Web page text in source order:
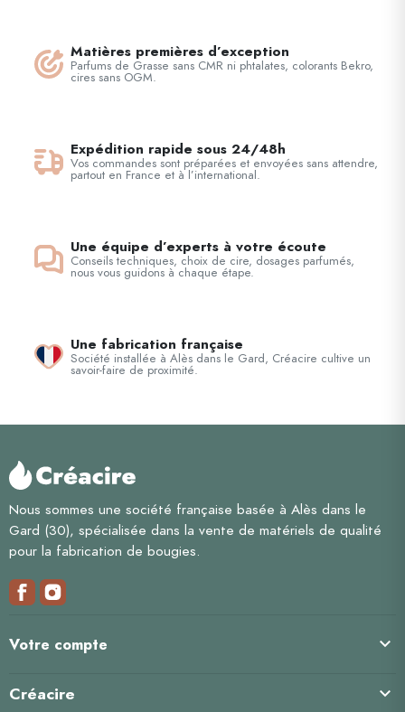
Matières premières d’exception
Parfums de Grasse sans CMR ni phtalates, colorants Bekro,
cires sans OGM.
Expédition rapide sous 24/48h
Vos commandes sont préparées et envoyées sans attendre,
partout en France et à l’international.
Une équipe d’experts à votre écoute
Conseils techniques, choix de cire, dosages parfumés,
nous vous guidons à chaque étape.
Une fabrication française
Société installée à Alès dans le Gard, Créacire cultive un
savoir-faire de proximité.
Nous sommes une société française basée à Alès dans le
Gard (30), spécialisée dans la vente de matériels de qualité
pour la fabrication de bougies.
Votre compte 
Créacire 